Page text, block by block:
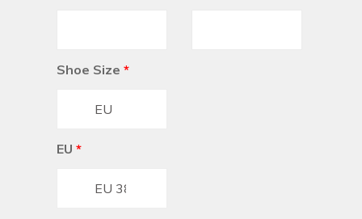
Shoe Size *
EU *